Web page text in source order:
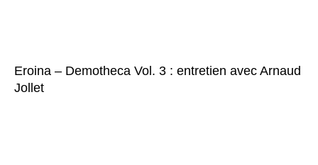
Eroina – Demotheca Vol. 3 : entretien avec Arnaud
Jollet